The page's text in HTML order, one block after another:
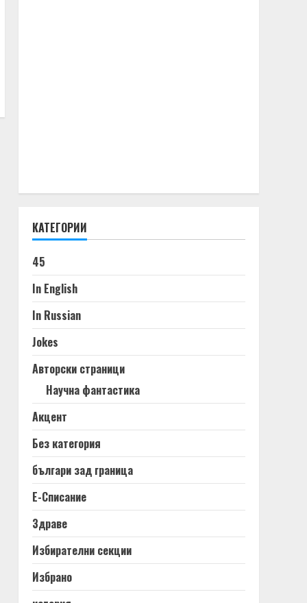
КАТЕГОРИИ
45
In English
In Russian
Jokes
Авторски страници
Научна фантастика
Акцент
Без категория
българи зад граница
Е-Списание
Здраве
Избирателни секции
Избрано